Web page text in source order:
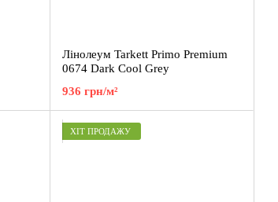
Лінолеум Tarkett Primo Premium
0674 Dark Cool Grey
936 грн/м²
ХІТ ПРОДАЖУ